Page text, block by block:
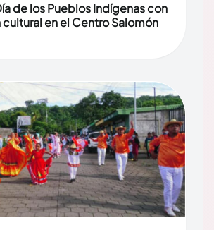
de los Pueblos Indígenas con
en el Centro Salomón